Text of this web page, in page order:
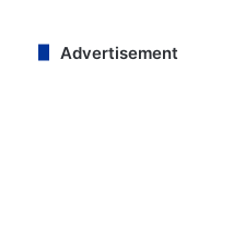
Advertisement